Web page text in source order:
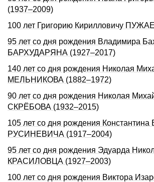
(1937–2009)
100 лет Григорию Кирилловичу
95 лет со дня рождения Владимира
БАРХУДАРЯНА (1927–2017)
140 лет со дня pождения Hиколая
МЕЛЬHИКОВА (1882–1972)
90 лет со дня рождения Николая
СКРЁБОВА (1932–2015)
105 лет со дня рождения
РУСИНЕВИЧА (1917–2004)
95 лет со дня рождения Эдуарда
КРАСИЛОВЦА (1927–2003)
100 лет со дня рождения Виктора